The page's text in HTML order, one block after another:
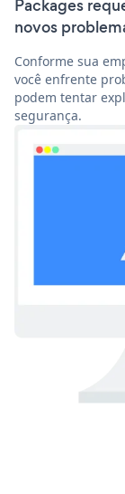
Packages
novos
Conforme sua
você enfrente
podem tentar
segurança.